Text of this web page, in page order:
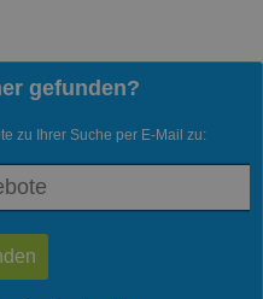
gefunden?
zu Ihrer Suche per E-Mail zu: